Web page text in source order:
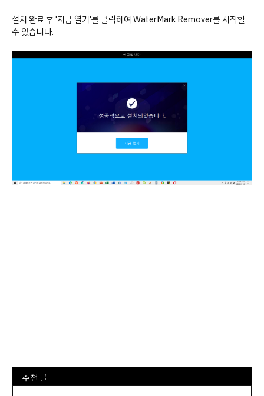
설치 완료 후 '지금 열기'를 클릭하여 WaterMark Remover를 시작할
수 있습니다.
⠀추천 글